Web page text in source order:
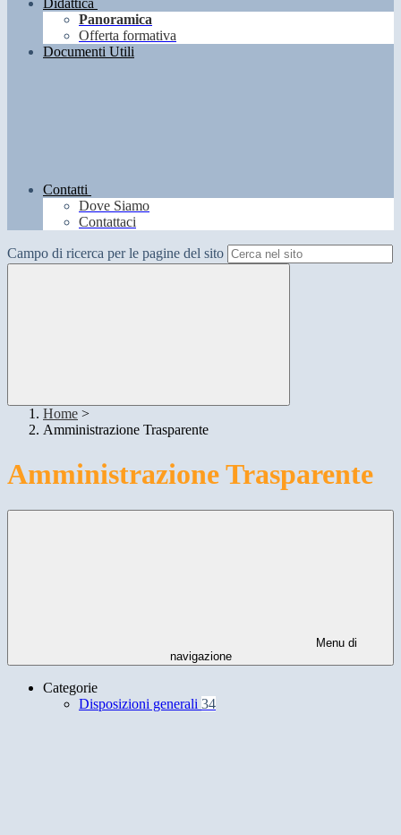
Didattica
Panoramica
Offerta formativa
Documenti Utili
Contatti
Dove Siamo
Contattaci
Campo di ricerca per le pagine del sito
Home >
Amministrazione Trasparente
Amministrazione Trasparente
Menu di
navigazione
Categorie
Disposizioni generali 34